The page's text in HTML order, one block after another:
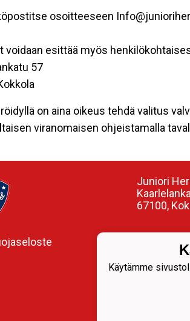
osoitteeseen
voidaan esittää myös
57
on aina oikeus tehdä valitus
viranomaisen ohjeistamalla
Juniori
67100,
Ismo Siren
Käytämme